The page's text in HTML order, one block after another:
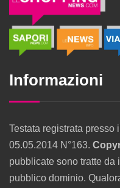
Informazioni
Testata registrata presso
05.05.2014 N°163.
pubblicate sono tratte da
pubblico dominio.